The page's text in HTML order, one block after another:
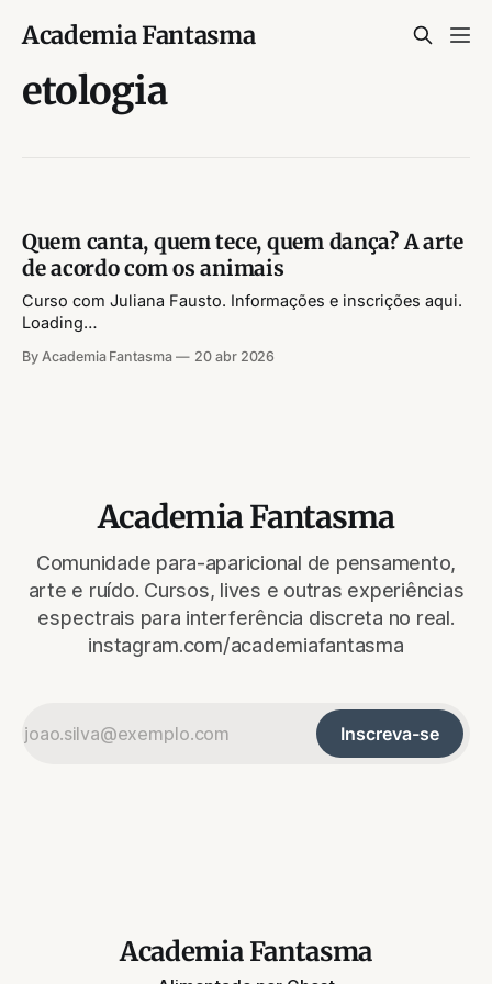
Academia Fantasma
etologia
Quem canta, quem tece, quem dança? A arte
de acordo com os animais
Curso com Juliana Fausto. Informações e inscrições aqui.
Loading…
By Academia Fantasma 20 abr 2026
Academia Fantasma
Comunidade para-aparicional de pensamento,
arte e ruído. Cursos, lives e outras experiências
espectrais para interferência discreta no real.
instagram.com/academiafantasma
Inscreva-se
Academia Fantasma